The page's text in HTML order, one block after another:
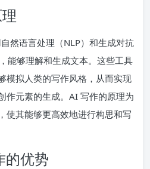
然语言处理（NLP）和生成对抗
能够理解和生成文本。这些工具
模拟人类的写作风格，从而实现
作元素的生成。AI 写作的原理为
使其能够更高效地进行构思和写
的优势